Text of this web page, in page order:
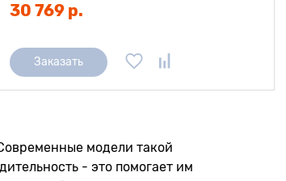
30 769 р.
Заказать
модели такой
- это помогает им